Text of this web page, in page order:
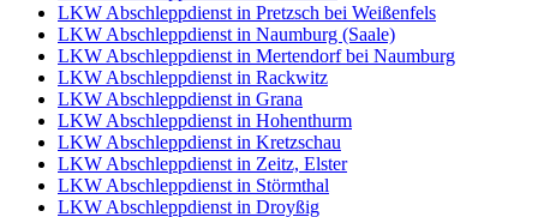
LKW Abschleppdienst in Pretzsch bei Weißenfels
LKW Abschleppdienst in Naumburg (Saale)
LKW Abschleppdienst in Mertendorf bei Naumburg
LKW Abschleppdienst in Rackwitz
LKW Abschleppdienst in Grana
LKW Abschleppdienst in Hohenthurm
LKW Abschleppdienst in Kretzschau
LKW Abschleppdienst in Zeitz, Elster
LKW Abschleppdienst in Störmthal
LKW Abschleppdienst in Droyßig